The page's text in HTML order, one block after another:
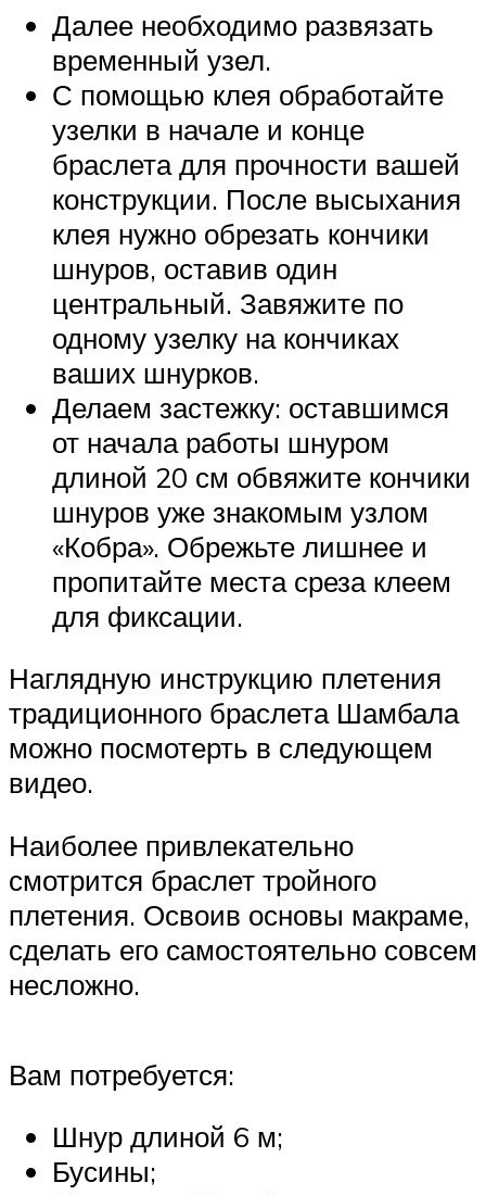
Далее необходимо развязать
временный узел.
С помощью клея обработайте
узелки в начале и конце
браслета для прочности вашей
конструкции. После высыхания
клея нужно обрезать кончики
шнуров, оставив один
центральный. Завяжите по
одному узелку на кончиках
ваших шнурков.
Делаем застежку: оставшимся
от начала работы шнуром
длиной 20 см обвяжите кончики
шнуров уже знакомым узлом
«Кобра». Обрежьте лишнее и
пропитайте места среза клеем
для фиксации.
Наглядную инструкцию плетения
традиционного браслета Шамбала
можно посмотерть в следующем
видео.
Наиболее привлекательно
смотрится браслет тройного
плетения. Освоив основы макраме,
сделать его самостоятельно совсем
несложно.
Вам потребуется:
Шнур длиной 6 м;
Бусины;